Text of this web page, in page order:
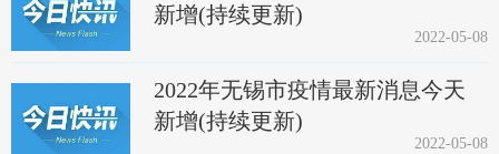
新增(持续更新)
2022-05-08
2022年无锡市疫情最新消息今天
新增(持续更新)
2022-05-08